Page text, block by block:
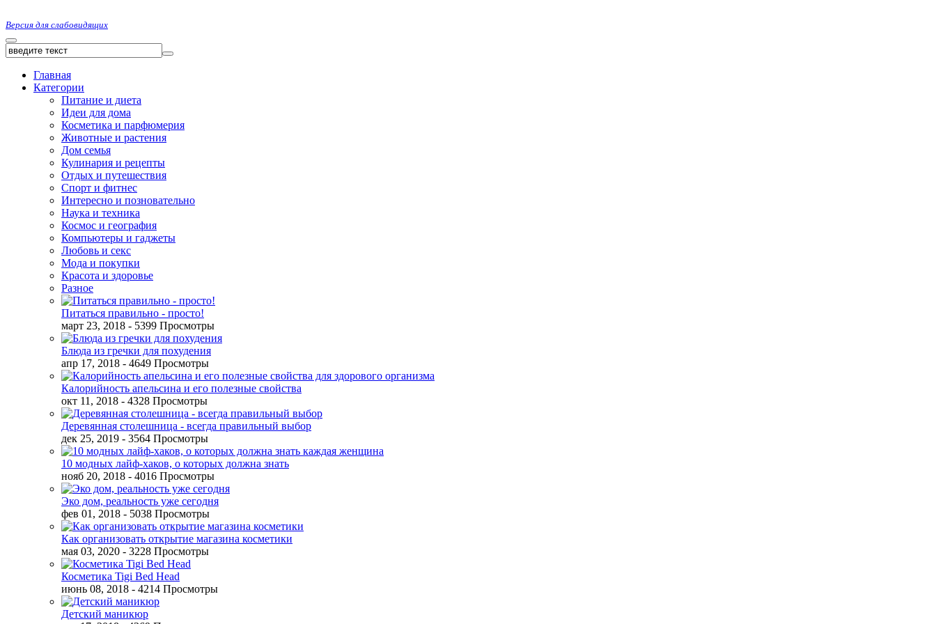
Версия для слабовидящих
Главная
Категории
Питание и диета
Идеи для дома
Косметика и парфюмерия
Животные и растения
Дом семья
Кулинария и рецепты
Отдых и путешествия
Спорт и фитнес
Интересно и позновательно
Наука и техника
Космос и география
Компьютеры и гаджеты
Любовь и секс
Мода и покупки
Красота и здоровье
Разное
Питаться правильно - просто!
март 23, 2018 - 5399 Просмотры
Блюда из гречки для похудения
апр 17, 2018 - 4649 Просмотры
Калорийность апельсина и его полезные свойства
окт 11, 2018 - 4328 Просмотры
Деревянная столешница - всегда правильный выбор
дек 25, 2019 - 3564 Просмотры
10 модных лайф-хаков, о которых должна знать
нояб 20, 2018 - 4016 Просмотры
Эко дом, реальность уже сегодня
фев 01, 2018 - 5038 Просмотры
Как организовать открытие магазина косметики
мая 03, 2020 - 3228 Просмотры
Косметика Tigi Bed Head
июнь 08, 2018 - 4214 Просмотры
Детский маникюр